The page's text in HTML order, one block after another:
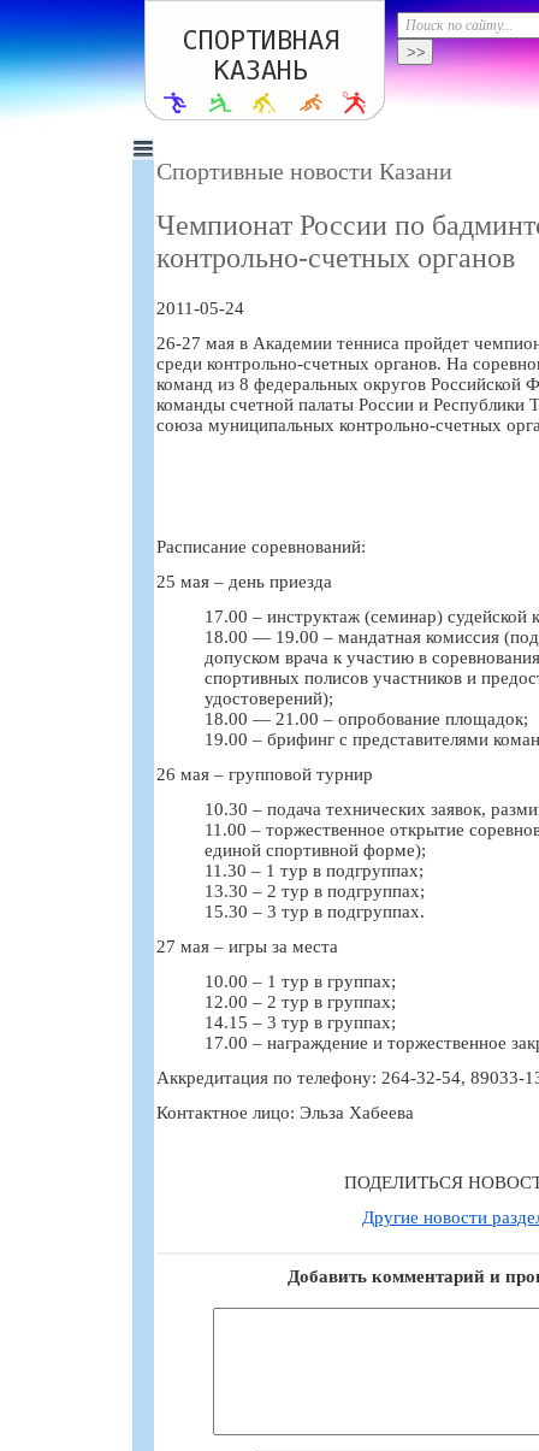
Спортивные новости Казани
Чемпионат России по
контрольно-счетных органов
2011-05-24
26-27 мая в Академии тенниса пройдет
среди контрольно-счетных органов. На
команд из 8 федеральных округов Российской
команды счетной палаты России и Республики
союза муниципальных контрольно-счетных
Расписание соревнований:
25 мая – день приезда
17.00 – инструктаж (семинар) судейской
18.00 — 19.00 – мандатная комиссия
допуском врача к участию в
спортивных полисов участников и
удостоверений);
18.00 — 21.00 – опробование площадок;
19.00 – брифинг с представителями
26 мая – групповой турнир
10.30 – подача технических заявок,
11.00 – торжественное открытие
единой спортивной форме);
11.30 – 1 тур в подгруппах;
13.30 – 2 тур в подгруппах;
15.30 – 3 тур в подгруппах.
27 мая – игры за места
10.00 – 1 тур в группах;
12.00 – 2 тур в группах;
14.15 – 3 тур в группах;
17.00 – награждение и торжественное
Аккредитация по телефону: 264-32-54, 89033-
Контактное лицо: Эльза Хабеева
ПОДЕЛИТЬСЯ
Другие новости
Добавить комментарий и